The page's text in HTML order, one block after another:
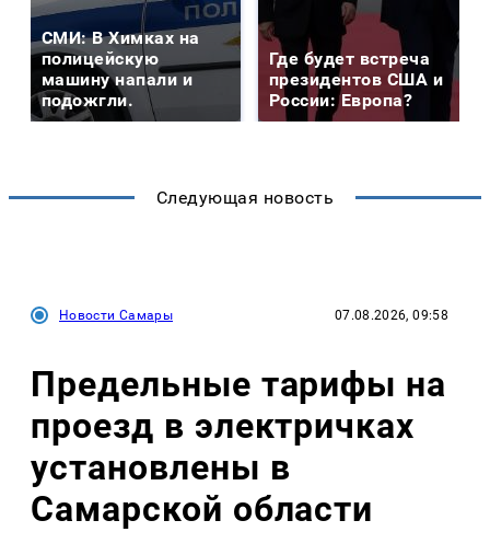
СМИ: В Химках на
полицейскую
машину напали и
подожгли.
Где будет встреча
президентов США и
России: Европа?
Следующая новость
Новости Самары 07.08.2026, 09:58
Предельные тарифы на
проезд в электричках
установлены в
Самарской области